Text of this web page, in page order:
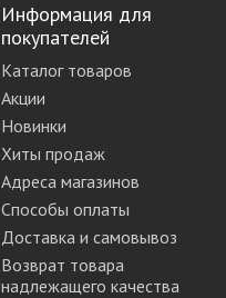
Информация для
покупателей
Каталог товаров
Акции
Новинки
Хиты продаж
Адреса магазинов
Способы оплаты
Доставка и самовывоз
Возврат товара
надлежащего качества